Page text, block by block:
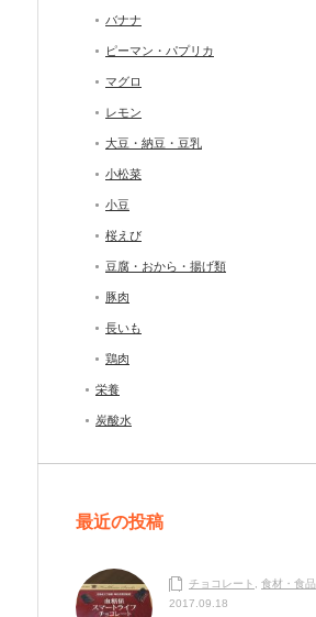
バナナ
ピーマン・パプリカ
マグロ
レモン
大豆・納豆・豆乳
小松菜
小豆
桜えび
豆腐・おから・揚げ類
豚肉
長いも
鶏肉
栄養
炭酸水
最近の投稿
チョコレート
食材・食品
2017.09.18